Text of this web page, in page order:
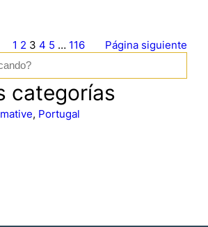
1 2 3 4 5 … 116
Página siguiente
categorías
, Portugal